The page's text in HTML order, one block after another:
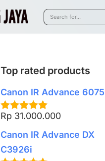
Top rated products
Canon IR Advance 6075
Rated5.00
Rp 31.000.000
Canon IR Advance DX
C3926i